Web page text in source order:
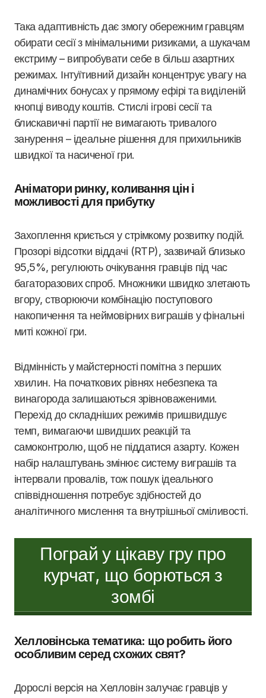
Така адаптивність дає змогу обережним гравцям
обирати сесії з мінімальними ризиками, а шукачам
екстриму – випробувати себе в більш азартних
режимах. Інтуїтивний дизайн концентрує увагу на
динамічних бонусах у прямому ефірі та виділеній
кнопці виводу коштів. Стислі ігрові сесії та
блискавичні партії не вимагають тривалого
занурення – ідеальне рішення для прихильників
швидкої та насиченої гри.
Аніматори ринку, коливання цін і
можливості для прибутку
Захоплення криється у стрімкому розвитку подій.
Прозорі відсотки віддачі (RTP), зазвичай близько
95,5%, регулюють очікування гравців під час
багаторазових спроб. Множники швидко злетають
вгору, створюючи комбінацію поступового
накопичення та неймовірних виграшів у фінальні
миті кожної гри.
Відмінність у майстерності помітна з перших
хвилин. На початкових рівнях небезпека та
винагорода залишаються зрівноваженими.
Перехід до складніших режимів пришвидшує
темп, вимагаючи швидших реакцій та
самоконтролю, щоб не піддатися азарту. Кожен
набір налаштувань змінює систему виграшів та
інтервали провалів, тож пошук ідеального
співвідношення потребує здібностей до
аналітичного мислення та внутрішньої сміливості.
Пограй у цікаву гру про
курчат, що борються з
зомбі
Хелловінська тематика: що робить його
особливим серед схожих свят?
Дорослі версія на Хелловін залучає гравців у